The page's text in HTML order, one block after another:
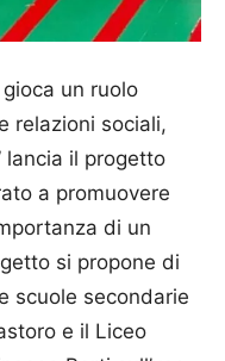
gioca un ruolo
relazioni sociali,
lancia il progetto
a promuovere
di un
si propone di
scuole secondarie
e il Liceo